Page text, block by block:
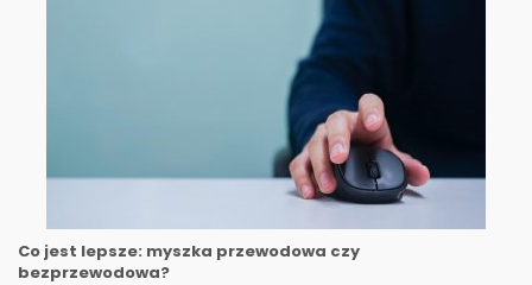
Co jest lepsze: myszka przewodowa czy
bezprzewodowa?